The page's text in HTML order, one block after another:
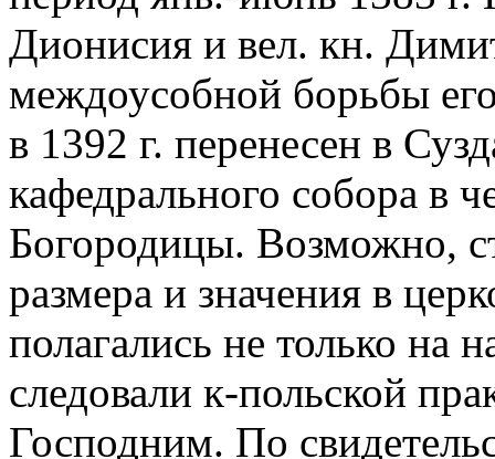
Дионисия и вел. кн.
междоусобной борьбы
в 1392 г. перенесен в
кафедрального собора в
Богородицы. Возможно,
размера и значения в
полагались не только на
следовали к-польской
Господним. По